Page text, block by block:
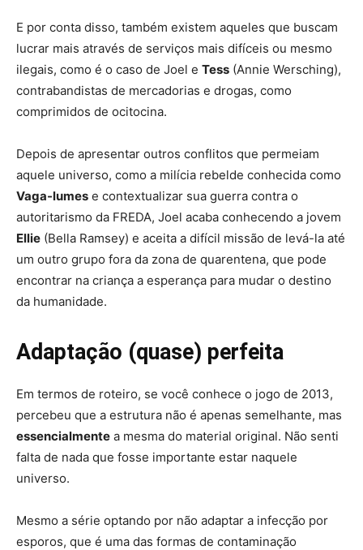
Crítica | The Last of Us - Joel e Sarah
E por conta disso, também existem aqueles que buscam
lucrar mais através de serviços mais difíceis ou mesmo
ilegais, como é o caso de Joel e Tess (Annie Wersching),
contrabandistas de mercadorias e drogas, como
comprimidos de ocitocina.
Depois de apresentar outros conflitos que permeiam
aquele universo, como a milícia rebelde conhecida como
Vaga-lumes e contextualizar sua guerra contra o
autoritarismo da FREDA, Joel acaba conhecendo a jovem
Ellie (Bella Ramsey) e aceita a difícil missão de levá-la até
um outro grupo fora da zona de quarentena, que pode
encontrar na criança a esperança para mudar o destino
da humanidade.
Adaptação (quase) perfeita
Em termos de roteiro, se você conhece o jogo de 2013,
percebeu que a estrutura não é apenas semelhante, mas
essencialmente a mesma do material original. Não senti
falta de nada que fosse importante estar naquele
universo.
Mesmo a série optando por não adaptar a infecção por
esporos, que é uma das formas de contaminação